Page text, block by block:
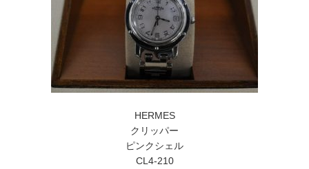
HERMES
クリッパー
ピンクシェル
CL4-210